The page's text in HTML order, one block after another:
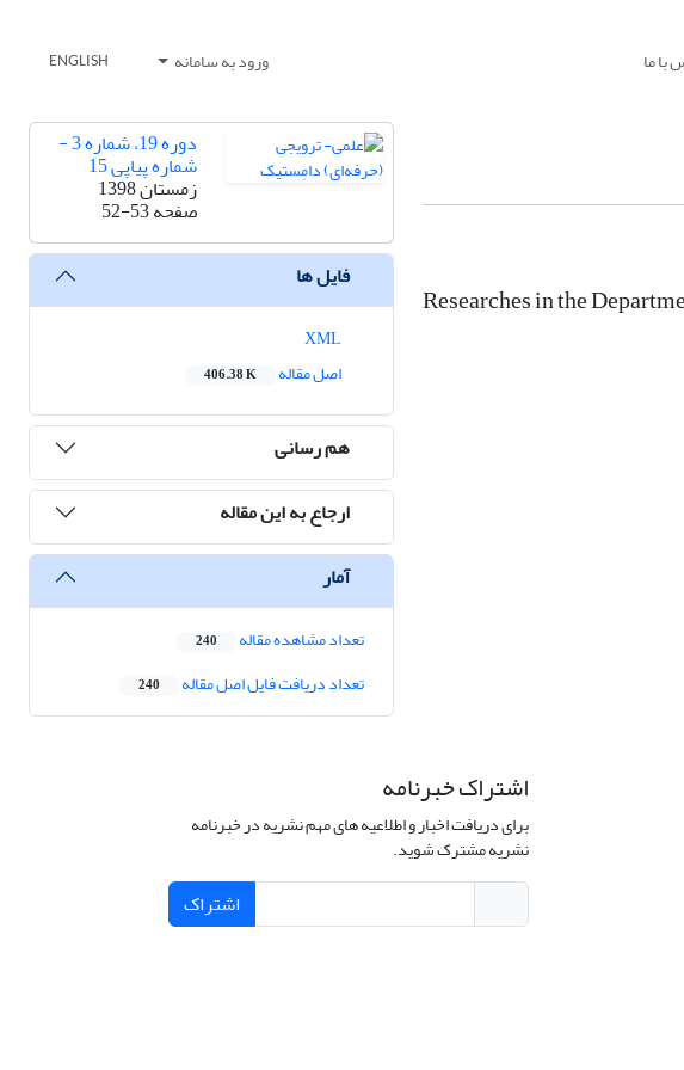
با ما ورود به سامانه ENGLISH
Researches in the
دوره 19، شماره 3 -
شماره پیاپی 15
زمستان 1398
صفحه52-53
فایل ها
اصل مقاله
406.38 K
هم رسانی
ارجاع به این مقاله
آمار
تعداد مشاهده مقاله 240
تعداد دریافت فایل اصل مقاله 240
اشتراک خبرنامه
برای دریافت اخبار و اطلاعیه های مهم نشریه در خبرنامه
نشریه مشترک شوید.
اشتراک